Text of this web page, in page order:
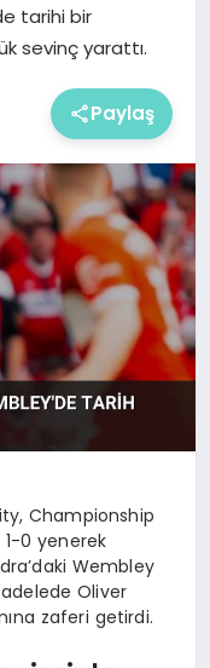
tarihi bir
sevinç yarattı.
Paylaş
Championship
0 yenerek
Wembley
Oliver
zaferi getirdi.